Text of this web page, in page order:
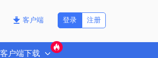
客户端 注册
登录
客户端下载